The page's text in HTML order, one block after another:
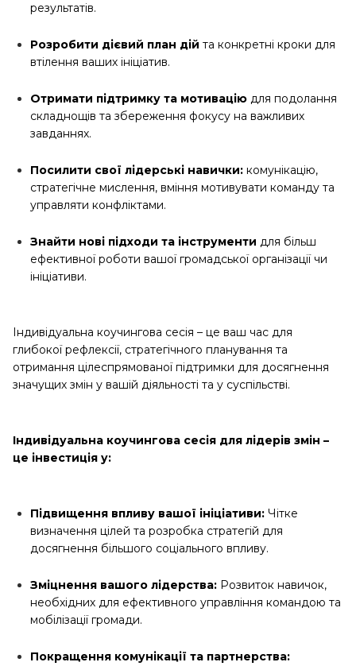
результатів.
Розробити дієвий план дій та конкретні кроки для
втілення ваших ініціатив.
Отримати підтримку та мотивацію для подолання
складнощів та збереження фокусу на важливих
завданнях.
Посилити свої лідерські навички: комунікацію,
стратегічне мислення, вміння мотивувати команду та
управляти конфліктами.
Знайти нові підходи та інструменти для більш
ефективної роботи вашої громадської організації чи
ініціативи.
Індивідуальна коучингова сесія – це ваш час для
глибокої рефлексії, стратегічного планування та
отримання цілеспрямованої підтримки для досягнення
значущих змін у вашій діяльності та у суспільстві.
Індивідуальна коучингова сесія для лідерів змін –
це інвестиція у:
Підвищення впливу вашої ініціативи: Чітке
визначення цілей та розробка стратегій для
досягнення більшого соціального впливу.
Зміцнення вашого лідерства: Розвиток навичок,
необхідних для ефективного управління командою та
мобілізації громади.
Покращення комунікації та партнерства: